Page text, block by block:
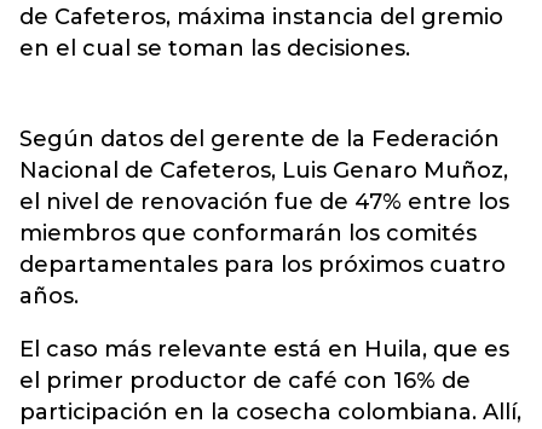
de Cafeteros, máxima instancia del gremio
en el cual se toman las decisiones.
Según datos del gerente de la Federación
Nacional de Cafeteros, Luis Genaro Muñoz,
el nivel de renovación fue de 47% entre los
miembros que conformarán los comités
departamentales para los próximos cuatro
años.
El caso más relevante está en Huila, que es
el primer productor de café con 16% de
participación en la cosecha colombiana. Allí,